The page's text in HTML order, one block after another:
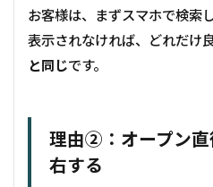
お客様は、まずスマホで検索
表示されなければ、どれだけ
と同じです。
理由②：オープン直
右する